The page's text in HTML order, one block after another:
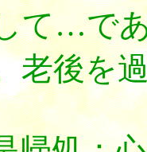
て…で
老後を